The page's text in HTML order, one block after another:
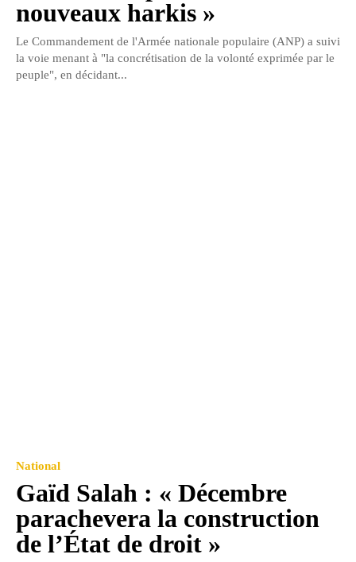
nouveaux harkis »
Le Commandement de l'Armée nationale populaire (ANP) a suivi
la voie menant à "la concrétisation de la volonté exprimée par le
peuple", en décidant...
National
Gaïd Salah : « Décembre
parachevera la construction
de l’État de droit »